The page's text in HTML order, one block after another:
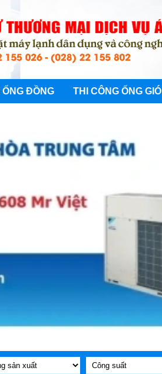
ỐNG ĐỒNG THI CÔNG ỐNG GIÓ